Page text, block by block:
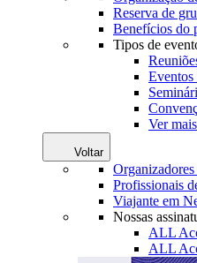
Reserva de
Benefícios do
Tipos de
Ver mais
Voltar
Profissionais
Viajante em
Nossas
ALL
ALL